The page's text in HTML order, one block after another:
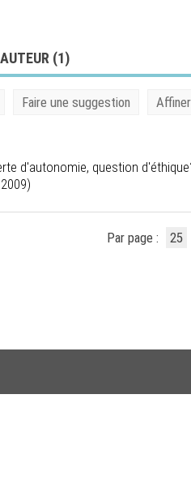
(1)
Faire une suggestion
d'autonomie, question
Par page : 25